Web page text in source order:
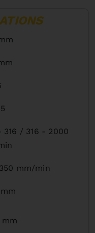
316 / 316 - 2000
mm/min
mm